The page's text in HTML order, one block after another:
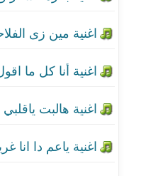
اغنية لولا
اغنية سبب
اغنية أصل